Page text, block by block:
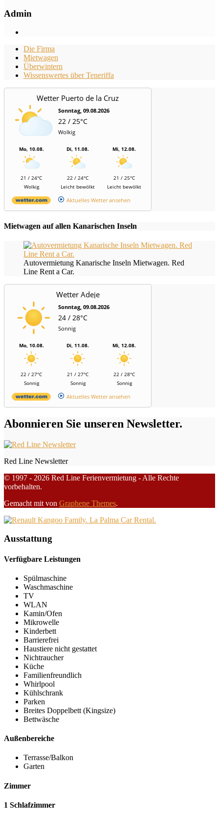
Admin
Die Firma
Mietwagen
Überwintern
Wissenswertes über Teneriffa
Wetter Puerto de la Cruz
Sonntag, 09.08.2026
22 / 25°C
Wolkig
Mo, 10.08.
21 / 24°C
Wolkig
Di, 11.08.
22 / 24°C
Leicht bewölkt
Mi, 12.08.
21 / 25°C
Leicht bewölkt
Aktuelles Wetter ansehen
Mietwagen auf allen Kanarischen Inseln
Autovermietung Kanarische Inseln Mietwagen. Red
Line Rent a Car.
Wetter Adeje
Sonntag, 09.08.2026
24 / 28°C
Sonnig
Mo, 10.08.
22 / 27°C
Sonnig
Di, 11.08.
21 / 27°C
Sonnig
Mi, 12.08.
22 / 28°C
Sonnig
Aktuelles Wetter ansehen
Abonnieren Sie unseren Newsletter.
Red Line Newsletter
© 1997 - 2026 Red Line Ferienvermietung - Alle Rechte
vorbehalten.
Gemacht mit von Graphene Themes.
Ausstattung
Verfügbare Leistungen
Spülmaschine
Waschmaschine
TV
WLAN
Kamin/Ofen
Mikrowelle
Kinderbett
Barrierefrei
Haustiere nicht gestattet
Nichtraucher
Küche
Familienfreundlich
Whirlpool
Kühlschrank
Parken
Breites Doppelbett (Kingsize)
Bettwäsche
Außenbereiche
Terrasse/Balkon
Garten
Zimmer
1 Schlafzimmer